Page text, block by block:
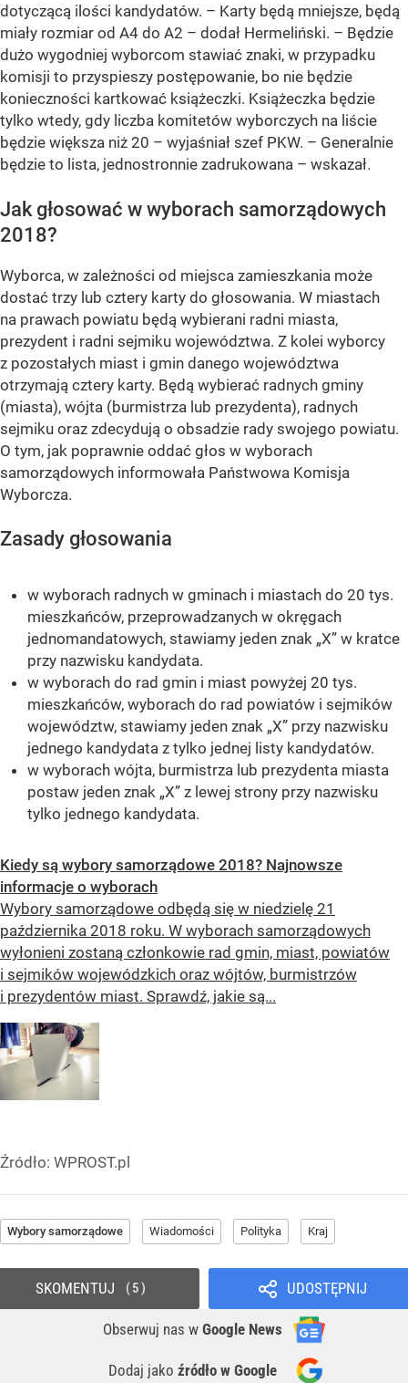
dotyczącą ilości kandydatów. – Karty będą mniejsze, będą
miały rozmiar od A4 do A2 – dodał Hermeliński. – Będzie
dużo wygodniej wyborcom stawiać znaki, w przypadku
komisji to przyspieszy postępowanie, bo nie będzie
konieczności kartkować książeczki. Książeczka będzie
tylko wtedy, gdy liczba komitetów wyborczych na liście
będzie większa niż 20 – wyjaśniał szef PKW. – Generalnie
będzie to lista, jednostronnie zadrukowana – wskazał.
Jak głosować w wyborach samorządowych
2018?
Wyborca, w zależności od miejsca zamieszkania może
dostać trzy lub cztery karty do głosowania. W miastach
na prawach powiatu będą wybierani radni miasta,
prezydent i radni sejmiku województwa. Z kolei wyborcy
z pozostałych miast i gmin danego województwa
otrzymają cztery karty. Będą wybierać radnych gminy
(miasta), wójta (burmistrza lub prezydenta), radnych
sejmiku oraz zdecydują o obsadzie rady swojego powiatu.
O tym, jak poprawnie oddać głos w wyborach
samorządowych informowała Państwowa Komisja
Wyborcza.
Zasady głosowania
w wyborach radnych w gminach i miastach do 20 tys.
mieszkańców, przeprowadzanych w okręgach
jednomandatowych, stawiamy jeden znak „X” w kratce
przy nazwisku kandydata.
w wyborach do rad gmin i miast powyżej 20 tys.
mieszkańców, wyborach do rad powiatów i sejmików
województw, stawiamy jeden znak „X” przy nazwisku
jednego kandydata z tylko jednej listy kandydatów.
w wyborach wójta, burmistrza lub prezydenta miasta
postaw jeden znak „X” z lewej strony przy nazwisku
tylko jednego kandydata.
Kiedy są wybory samorządowe 2018? Najnowsze
informacje o wyborach
Wybory samorządowe odbędą się w niedzielę 21
października 2018 roku. W wyborach samorządowych
wyłonieni zostaną członkowie rad gmin, miast, powiatów
i sejmików wojewódzkich oraz wójtów, burmistrzów
i prezydentów miast. Sprawdź, jakie są...
Źródło: WPROST.pl
Wybory samorządowe Wiadomości Polityka Kraj
UDOSTĘPNIJ
Obserwuj nas w Google News
Dodaj jako źródło w Google
SKOMENTUJ 5